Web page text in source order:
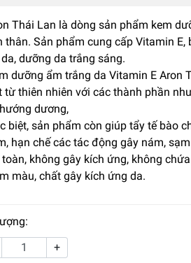
Thái Lan là dòng sản phẩm kem
thân. Sản phẩm cung cấp Vitamin E,
dưỡng da trắng sáng.
dưỡng ẩm trắng da Vitamin E Aron
từ thiên nhiên với các thành phần
dương,
biệt, sản phẩm còn giúp tẩy tế bào
hạn chế các tác động gây nám,
toàn, không gây kích ứng, không
màu, chất gây kích ứng da.
+